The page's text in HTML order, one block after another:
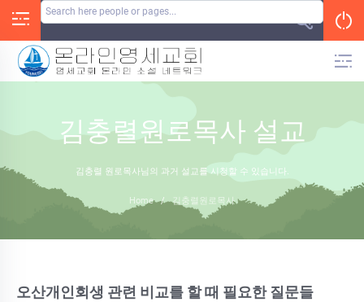
김충렬원로목사 설교
김충렬 원로목사님의 과거 설교를 시청할 수 있습니다.
Home / 김충렬원로목사
오산개인회생 관련 비교를 할 때 필요한 질문들